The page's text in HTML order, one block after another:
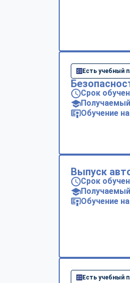
Есть учебный
Срок
Обучение
Выпуск
Срок
Обучение
Есть учебный